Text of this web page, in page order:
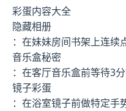
彩蛋内容大全
隐藏相册
：在妹妹房间书架上连续
音乐盒秘密
：在客厅音乐盒前等待3
镜子彩蛋
：在浴室镜子前做特定手